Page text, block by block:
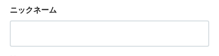
ニックネーム